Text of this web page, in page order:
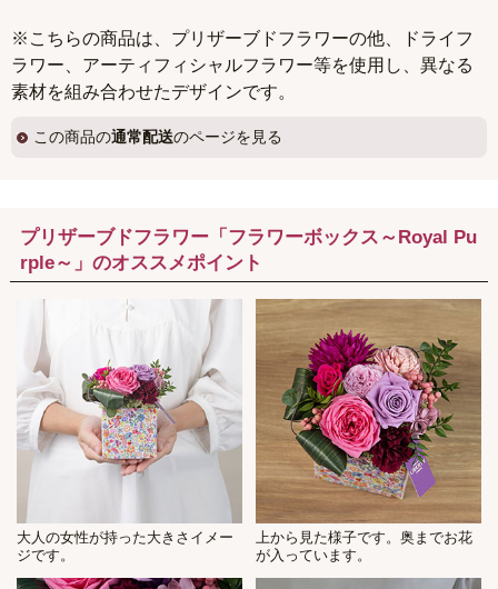
※こちらの商品は、プリザーブドフラワーの他、ドライフ
ラワー、アーティフィシャルフラワー等を使用し、異なる
素材を組み合わせたデザインです。
この商品の通常配送のページを見る
プリザーブドフラワー「フラワーボックス～Royal Pu
rple～」のオススメポイント
大人の女性が持った大きさイメー
ジです。
上から見た様子です。奥までお花
が入っています。